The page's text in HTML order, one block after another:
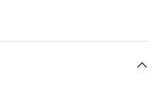
Noreve est un